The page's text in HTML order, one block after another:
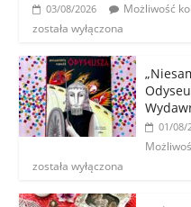
03/08/2026
Możliwość
została wyłączona
01/08/
została wyłączona